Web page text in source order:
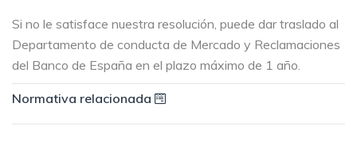
Si no le satisface nuestra resolución, puede dar traslado al
Departamento de conducta de Mercado y Reclamaciones
del Banco de España en el plazo máximo de 1 año.
Normativa relacionada